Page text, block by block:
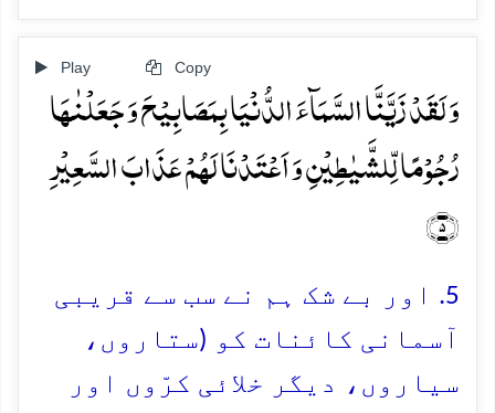
Play Copy
وَ لَقَدۡ زَیَّنَّا السَّمَآءَ الدُّنۡیَا بِمَصَابِیۡحَ وَ جَعَلۡنٰہَا
رُجُوۡمًا لِّلشَّیٰطِیۡنِ وَ اَعۡتَدۡنَا لَہُمۡ عَذَابَ السَّعِیۡرِ
﴿۵﴾
5. اور بے شک ہم نے سب سے قریبی
آسمانی کائنات کو (ستاروں،
سیاروں، دیگر خلائی کرّوں اور